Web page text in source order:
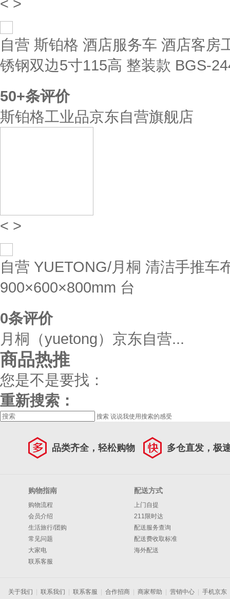
自营 斯铂格 酒店服务车 酒店客房
锈钢双边5寸115高 整装款 BGS-
50+条评价
斯铂格工业品京东自营旗舰店
< >
自营 YUETONG/月桐 清洁手推车
900×600×800mm 台
0条评价
月桐（yuetong）京东自营...
商品热推
您是不是要找：
重新搜索：
搜索 说说我使用搜索的感受
品类齐全，轻松购物 多仓直发，极
购物指南
购物流程
会员介绍
生活旅行/团购
常见问题
大家电
联系客服
配送方式
上门自提
211限时达
配送服务查询
配送费收取标准
海外配送
关于我们 联系我们 联系客服 合作招商 商家帮助 营销中心 手机京东